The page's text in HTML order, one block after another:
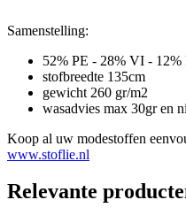
Samenstelling:
52% PE - 28% VI -
stofbreedte 135cm
gewicht 260 gr/m2
wasadvies max 30gr en
Koop al uw modestoffen
www.stoflie.nl
Relevante